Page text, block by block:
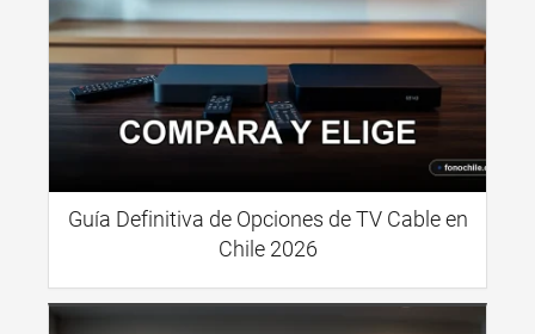
Guía Definitiva de Opciones de TV Cable en
Chile 2026